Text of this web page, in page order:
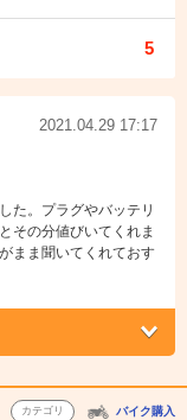
5
2021.04.29 17:17
た。プラグやバッテリ
その分値びいてくれま
まま聞いてくれておす
カテゴリ バイク購入